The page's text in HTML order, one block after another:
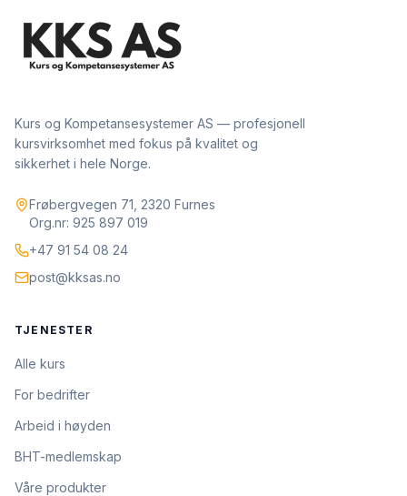
Kurs og Kompetansesystemer AS — profesjonell
kursvirksomhet med fokus på kvalitet og
sikkerhet i hele Norge.
Frøbergvegen 71, 2320 Furnes
Org.nr: 925 897 019
+47 91 54 08 24
post@kksas.no
TJENESTER
Alle kurs
For bedrifter
Arbeid i høyden
BHT-medlemskap
Våre produkter